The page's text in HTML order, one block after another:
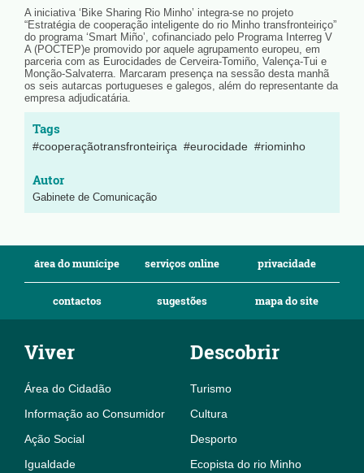
A iniciativa ‘Bike Sharing Rio Minho’ integra-se no projeto
“Estratégia de cooperação inteligente do rio Minho transfronteiriço”
do programa ‘Smart Miño’, cofinanciado pelo Programa Interreg V
A (POCTEP)e promovido por aquele agrupamento europeu, em
parceria com as Eurocidades de Cerveira-Tomiño, Valença-Tui e
Monção-Salvaterra. Marcaram presença na sessão desta manhã
os seis autarcas portugueses e galegos, além do representante da
empresa adjudicatária.
#cooperaçãotransfronteiriça #eurocidade #riominho
Gabinete de Comunicação
área do munícipe serviços online privacidade
contactos sugestões mapa do site
Viver
Área do Cidadão
Informação ao Consumidor
Ação Social
Igualdade
Descobrir
Turismo
Cultura
Desporto
Ecopista do rio Minho